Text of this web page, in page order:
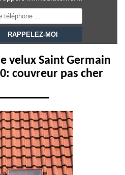
velux Saint Germain
couvreur pas cher